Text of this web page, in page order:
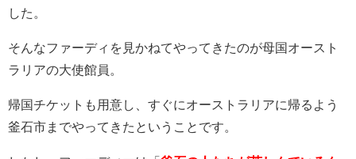
した。
そんなファーディを見かねてやってきたのが母国オースト
ラリアの大使館員。
帰国チケットも用意し、すぐにオーストラリアに帰るよう
釜石市までやってきたということです。